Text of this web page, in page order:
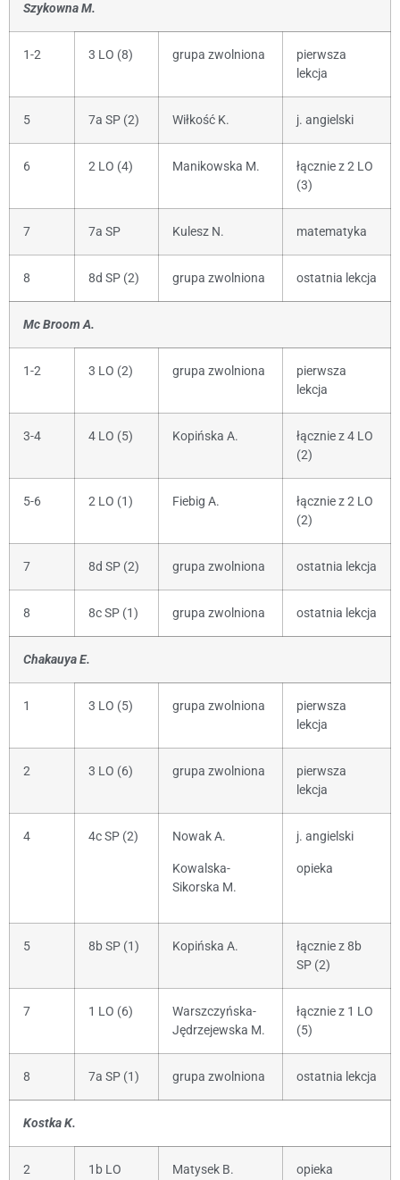
Szykowna M.
1-2 3 LO (8) grupa zwolniona
pierwsza
lekcja
5 7a SP (2) Wiłkość K. j. angielski
6 2 LO (4) Manikowska M.
łącznie z 2 LO
(3)
7 7a SP Kulesz N. matematyka
8 8d SP (2) grupa zwolniona ostatnia lekcja
Mc Broom A.
1-2 3 LO (2) grupa zwolniona
pierwsza
lekcja
3-4 4 LO (5) Kopińska A.
łącznie z 4 LO
(2)
5-6 2 LO (1) Fiebig A.
łącznie z 2 LO
(2)
7 8d SP (2) grupa zwolniona ostatnia lekcja
8 8c SP (1) grupa zwolniona ostatnia lekcja
Chakauya E.
1 3 LO (5) grupa zwolniona
pierwsza
lekcja
2 3 LO (6) grupa zwolniona
pierwsza
lekcja
4 4c SP (2) Nowak A.
Kowalska-
Sikorska M.
j. angielski
opieka
5 8b SP (1) Kopińska A.
łącznie z 8b
SP (2)
7 1 LO (6)
Warszczyńska-
Jędrzejewska M.
łącznie z 1 LO
(5)
8 7a SP (1) grupa zwolniona ostatnia lekcja
Kostka K.
2 1b LO Matysek B. opieka